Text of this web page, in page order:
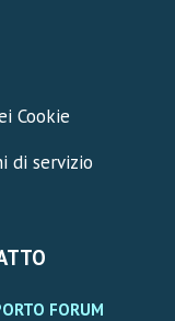
Cookie
di servizio
FORUM